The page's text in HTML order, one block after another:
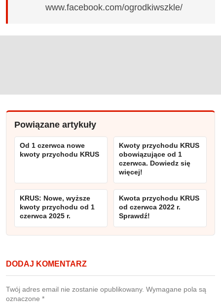
www.facebook.com/ogrodkiwszkle/
Powiązane artykuły
Od 1 czerwca nowe
kwoty przychodu KRUS
Kwoty przychodu KRUS
obowiązujące od 1
czerwca. Dowiedz się
więcej!
KRUS: Nowe, wyższe
kwoty przychodu od 1
czerwca 2025 r.
Kwota przychodu KRUS
od czerwca 2022 r.
Sprawdź!
DODAJ KOMENTARZ
Twój adres email nie zostanie opublikowany. Wymagane pola są
oznaczone *